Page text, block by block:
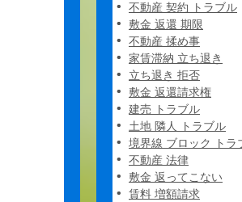
不動産 契約 トラブル
敷金 返還 期限
不動産 揉め事
家賃滞納 立ち退き
立ち退き 拒否
敷金 返還請求権
建売 トラブル
土地 隣人 トラブル
境界線 ブロック トラ
不動産 法律
敷金 返ってこない
賃料 増額請求